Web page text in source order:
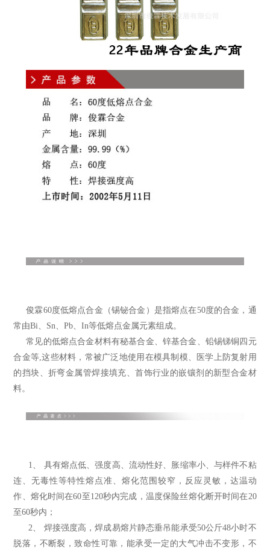
俊霖60度低熔点合金 （锡铋合金 ）是指熔点在50度的合金，通
常由Bi、Sn、Pb、In等低熔点金属元素组成。
常见的低熔点合金材料有秘基合金、锌基合金、铅锡锑铜四元
合金等,这些材料，常被广泛地使用在模具制模、
医学上防复射用
的挡块 、折弯金属管焊接填充、首饰行业的嵌镶剂 的新型合金材
料。
1、 具有熔点低、强度高、流动性好、胀缩率小、与样件不粘
连、无毒性等特性熔点准、熔化范围较窄，反应灵敏，达温动
作、熔化时间在60至120秒内完成，温度保险丝熔化断开时间在20
至60秒内；
2、 焊接强度高，焊成易熔片静态垂吊能承受50公斤48小时不
脱落，不断裂，致命性可靠，能承受一定的大气冲击不变形，不